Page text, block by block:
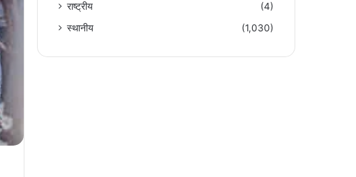
राष्ट्रीय
(4)
स्थानीय
(1,030)